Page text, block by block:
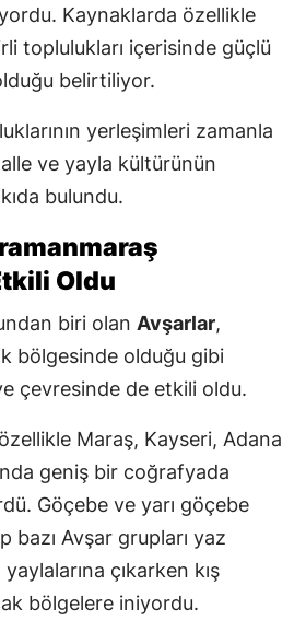
Kaynaklarda özellikle
toplulukları içerisinde güçlü
belirtiliyor.
yerleşimleri zamanla
ve yayla kültürünün
bulundu.
Oldu
biri olan Avşarlar,
bölgesinde olduğu gibi
çevresinde de etkili oldu.
Maraş, Kayseri, Adana
geniş bir coğrafyada
Göçebe ve yarı göçebe
bazı Avşar grupları yaz
yaylalarına çıkarken kış
bölgelere iniyordu.